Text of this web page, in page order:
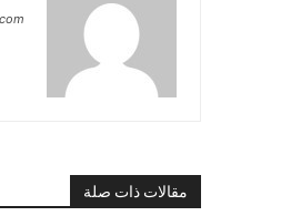
مقالات ذات صلة